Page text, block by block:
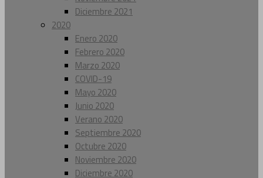
Diciembre 2021
2020
Enero 2020
Febrero 2020
Marzo 2020
COVID-19
Mayo 2020
Junio 2020
Verano 2020
Septiembre 2020
Octubre 2020
Noviembre 2020
Diciembre 2020